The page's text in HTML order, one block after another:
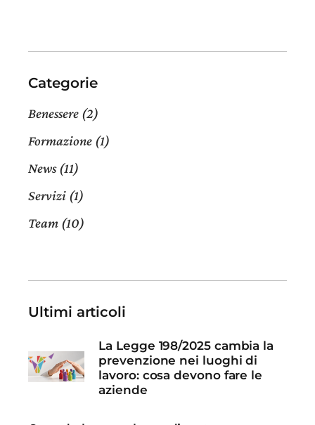
Categorie
Benessere (2)
Formazione (1)
News(11)
Servizi (1)
Team (10)
Ultimi articoli
La Legge 198/2025 cambia la
prevenzione nei luoghi di
lavoro: cosa devono fare le
aziende